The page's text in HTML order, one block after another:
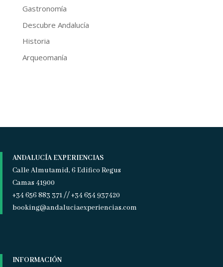
Gastronomía
Descubre Andalucía
Historia
Arqueomanía
ANDALUCÍA EXPERIENCIAS
Calle Almutamid, 6 Edifico Regus
Camas 41900
+34 656 883 371 // +34 654 937420
booking@andaluciaexperiencias.com
INFORMACIÓN